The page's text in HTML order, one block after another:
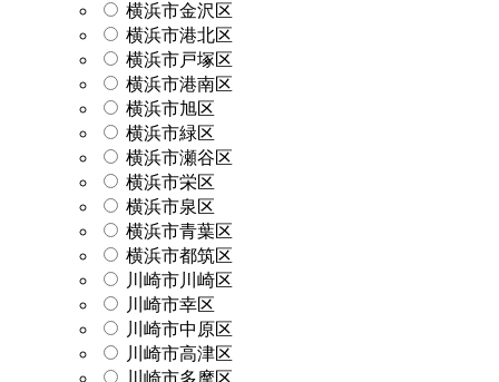
横浜市金沢区
横浜市港北区
横浜市戸塚区
横浜市港南区
横浜市旭区
横浜市緑区
横浜市瀬谷区
横浜市栄区
横浜市泉区
横浜市青葉区
横浜市都筑区
川崎市川崎区
川崎市幸区
川崎市中原区
川崎市高津区
川崎市多摩区